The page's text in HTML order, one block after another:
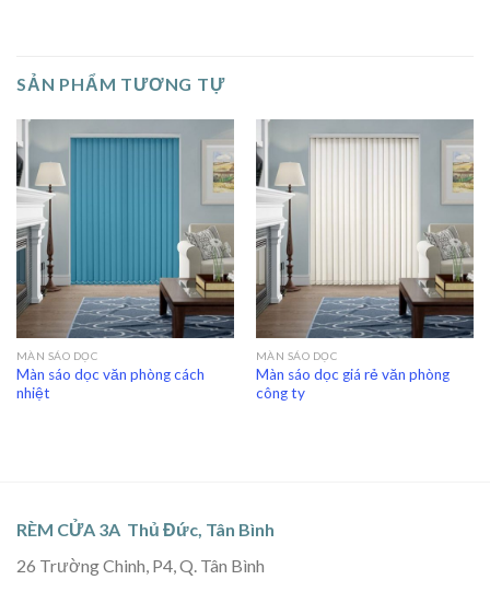
SẢN PHẨM TƯƠNG TỰ
MÀN SÁO DỌC
Màn sáo dọc văn phòng cách
nhiệt
MÀN SÁO DỌC
Màn sáo dọc giá rẻ văn phòng
công ty
RÈM CỬA 3A Thủ Đức, Tân Bình
26 Trường Chinh, P4, Q. Tân Bình